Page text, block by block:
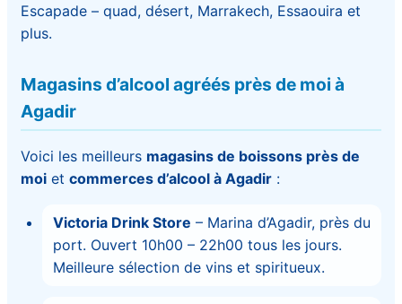
Escapade – quad, désert, Marrakech, Essaouira et
plus.
Magasins d’alcool agréés près de moi à
Agadir
Voici les meilleurs magasins de boissons près de
moi et commerces d’alcool à Agadir :
Victoria Drink Store – Marina d’Agadir, près du
port. Ouvert 10h00 – 22h00 tous les jours.
Meilleure sélection de vins et spiritueux.